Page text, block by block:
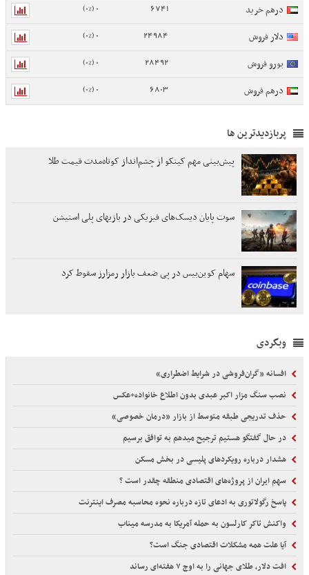
درهم خرید 6741
0 (0%)
دلار فروش 24984
0 (0%)
یورو فروش 28492
0 (0%)
درهم فروش 6803
0 (0%)
پربازدیدترین ها
پیش‌بینی مهم کیتکو از چشم‌انداز کوتاه‌مدت قیمت طلا
سوت پایان دیسک‌های فیزیکی در بازیهای پلی استیشن
سهام کوین‌بیس در پی ضعف بازار رمزارز سقوط کرد
وبگردی
افسانه «گران‌فروشی در شرایط اضطراری»
نصب سنگ مزار اکبر عبدی بدون اطلاع خانواده+عکس
حذف تدریجی طبقه متوسط از بازار «درمان خصوصی»
در حال گفتگو هستیم ترجیح میدهم به توافق برسیم
هشدار درباره رویکردهای پلیسی در بخش مسکن
سهم ایران از پروژه‌های اقتصادی منطقه چقدر است ؟
پاسخ رگولاتوری به ادعای تازه درباره نحوه محاسبه مصرف اینترنت
واکنش تاکر کارلسون به حمله آمریکا به مدرسه میناب
آیا علت همه مشکلات اقتصادی جنگ است؟
افت دلار، طلای جهانی را به اوج ۷ هفته‌ای رساند